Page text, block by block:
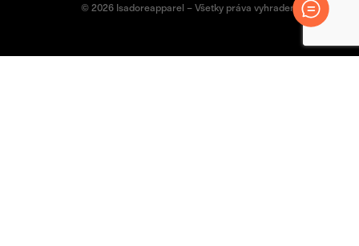
© 2026 Isadoreapparel – Všetky práva vyhradené